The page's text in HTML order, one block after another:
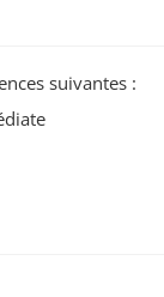
suivantes :